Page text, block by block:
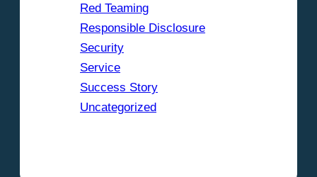
Red Teaming
Responsible Disclosure
Security
Service
Success Story
Uncategorized